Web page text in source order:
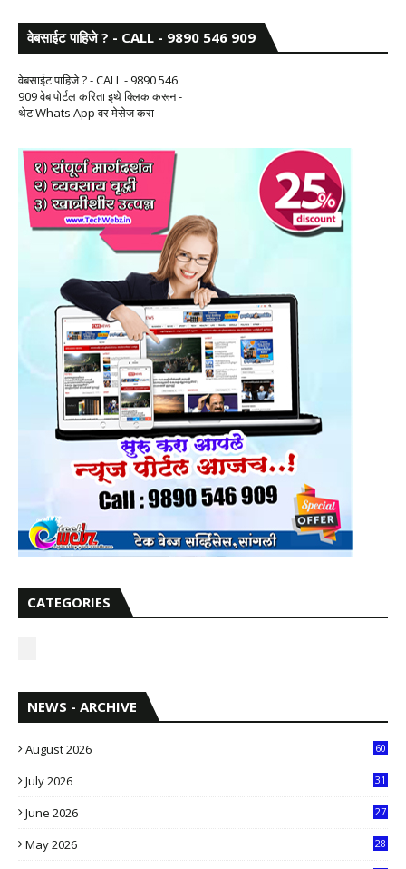
वेबसाईट पाहिजे ? - CALL - 9890 546 909
वेबसाईट पाहिजे ? - CALL - 9890 546
909 वेब पोर्टल करिता इथे क्लिक करून -
थेट Whats App वर मेसेज करा
CATEGORIES
NEWS - ARCHIVE
August 2026 60
July 2026
31
June 2026
27
May 2026
28